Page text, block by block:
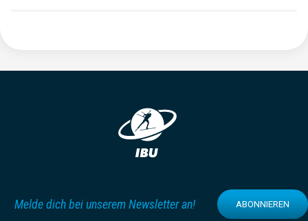
Melde dich bei unserem Newsletter an! ABONNIEREN